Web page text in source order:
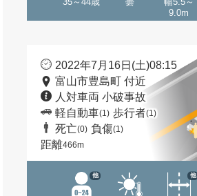
9.0m
2022年7月16日(土)08:15
富山市豊島町 付近
人対車両 小破事故
軽自動車(1) 歩行者(1)
死亡(0) 負傷(1)
距離466m
他 他